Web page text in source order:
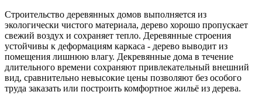
Строительство деревянных домов выполняется из
экологически чистого материала, дерево хорошо пропускает
свежий воздух и сохраняет тепло. Деревянные строения
устойчивы к деформациям каркаса - дерево выводит из
помещения лишнюю влагу. Декревянные дома в течение
длительного времени сохраняют привлекательный внешний
вид, сравнительно невысокие цены позволяют без особого
труда заказать или построить комфортное жильё из дерева.